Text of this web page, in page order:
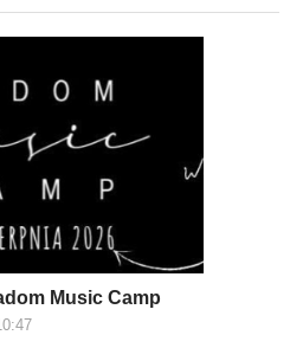
Music Camp